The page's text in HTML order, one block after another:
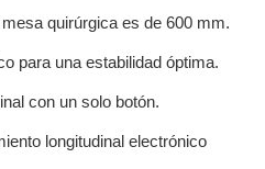
quirúrgica es de 600 mm.
para una estabilidad óptima.
con un solo botón.
longitudinal electrónico